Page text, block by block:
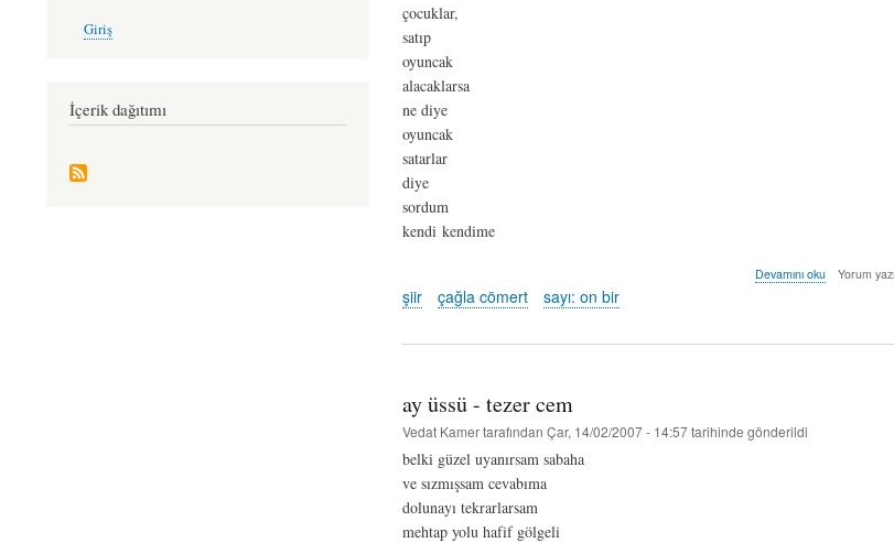
çocuklar,
satıp
oyuncak
alacaklarsa
ne diye
oyuncak
satarlar
diye
sordum
kendi kendime
kendi
cömert
Devamını oku Yorum
şiir çağla cömert sayı: on bir
ay üssü - tezer cem
Vedat Kamertarafından Çar, 14/02/2007 - 14:57tarihinde gönderildi
belki güzel uyanırsam sabaha
ve sızmışsam cevabıma
dolunayı tekrarlarsam
mehtap yolu hafif gölgeli
account
Giriş
İçerik dağıtımı